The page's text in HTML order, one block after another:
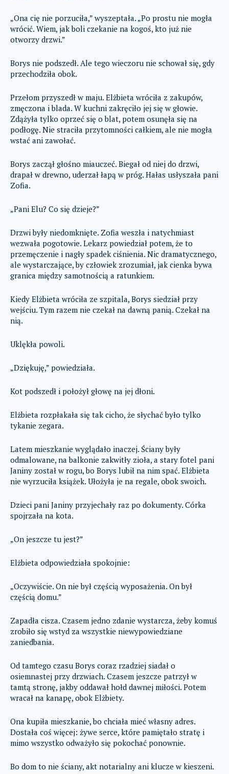
„Ona cię nie porzuciła,” wyszeptała. „Po prostu nie mogła
wrócić. Wiem, jak boli czekanie na kogoś, kto już nie
otworzy drzwi.”
Borys nie podszedł. Ale tego wieczoru nie schował się, gdy
przechodziła obok.
Przełom przyszedł w maju. Elżbieta wróciła z zakupów,
zmęczona i blada. W kuchni zakręciło jej się w głowie.
Zdążyła tylko oprzeć się o blat, potem osunęła się na
podłogę. Nie straciła przytomności całkiem, ale nie mogła
wstać ani zawołać.
Borys zaczął głośno miauczeć. Biegał od niej do drzwi,
drapał w drewno, uderzał łapą w próg. Hałas usłyszała pani
Zofia.
„Pani Elu? Co się dzieje?”
Drzwi były niedomknięte. Zofia weszła i natychmiast
wezwała pogotowie. Lekarz powiedział potem, że to
przemęczenie i nagły spadek ciśnienia. Nic dramatycznego,
ale wystarczające, by człowiek zrozumiał, jak cienka bywa
granica między samotnością a ratunkiem.
Kiedy Elżbieta wróciła ze szpitala, Borys siedział przy
wejściu. Tym razem nie czekał na dawną panią. Czekał na
nią.
Uklękła powoli.
„Dziękuję,” powiedziała.
Kot podszedł i położył głowę na jej dłoni.
Elżbieta rozpłakała się tak cicho, że słychać było tylko
tykanie zegara.
Latem mieszkanie wyglądało inaczej. Ściany były
odmalowane, na balkonie zakwitły zioła, a stary fotel pani
Janiny został w rogu, bo Borys lubił na nim spać. Elżbieta
nie wyrzuciła książek. Ułożyła je na regale, obok swoich.
Dzieci pani Janiny przyjechały raz po dokumenty. Córka
spojrzała na kota.
„On jeszcze tu jest?”
Elżbieta odpowiedziała spokojnie:
„Oczywiście. On nie był częścią wyposażenia. On był
częścią domu.”
Zapadła cisza. Czasem jedno zdanie wystarcza, żeby komuś
zrobiło się wstyd za wszystkie niewypowiedziane
zaniedbania.
Od tamtego czasu Borys coraz rzadziej siadał o
osiemnastej przy drzwiach. Czasem jeszcze patrzył w
tamtą stronę, jakby oddawał hołd dawnej miłości. Potem
wracał na kanapę, obok Elżbiety.
Ona kupiła mieszkanie, bo chciała mieć własny adres.
Dostała coś więcej: żywe serce, które pamiętało stratę i
mimo wszystko odważyło się pokochać ponownie.
Bo dom to nie ściany, akt notarialny ani klucze w kieszeni.